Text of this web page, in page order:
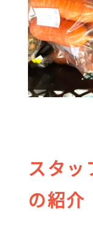
スタッ
の紹介